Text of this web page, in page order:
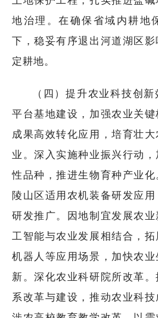
地治理。在确保省域内耕地
下，稳妥有序退出河道湖区
定耕地。
（四）提升农业科技创
平台基地建设，加强农业关
成果高效转化应用，培育壮
业。深入实施种业振兴行动
性品种，推进生物育种产业
陵山区适用农机装备研发应
研发推广。因地制宜发展农
工智能与农业发展相结合，拓
机器人等应用场景，加快农
新。深化农业科研院所改革
系改革与建设，推动农业科